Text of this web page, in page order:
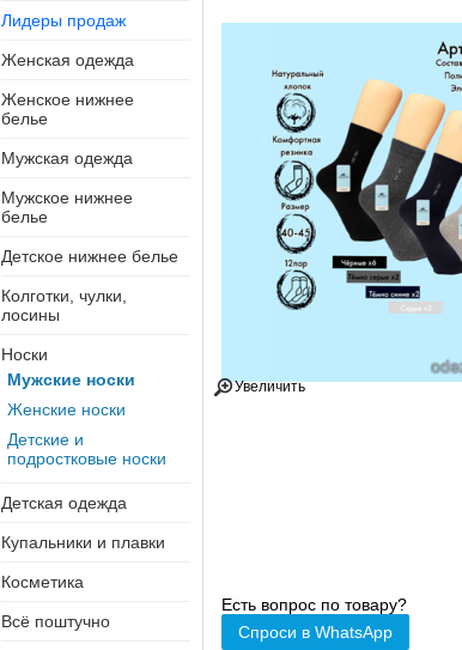
Лидеры продаж
Женская одежда
Женское нижнее
белье
Мужская одежда
Мужское нижнее
белье
Детское нижнее белье
Колготки, чулки,
лосины
Носки
Мужские носки
Женские носки
Детские и
подростковые носки
Детская одежда
Купальники и плавки
Косметика
Всё поштучно
Увеличить
Есть вопрос по товару?
Спроси в WhatsApp